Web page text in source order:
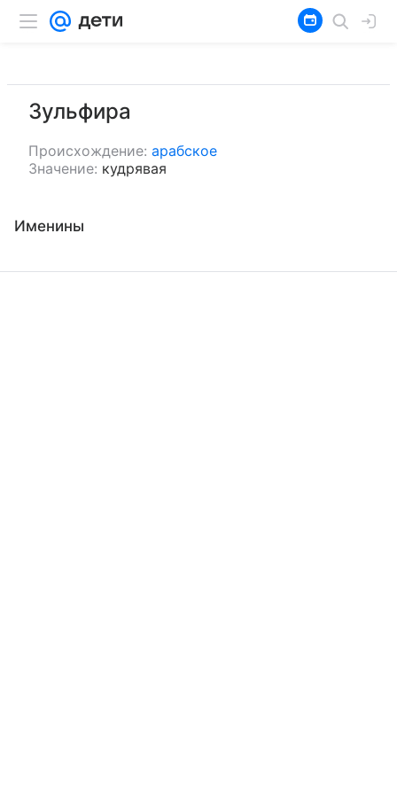
Зульфира
Происхождение: арабское
Значение: кудрявая
Именины